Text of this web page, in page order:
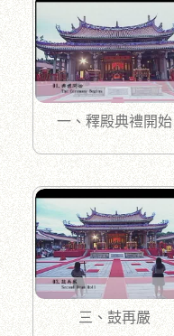
一、釋殿典禮開始
三、鼓再嚴